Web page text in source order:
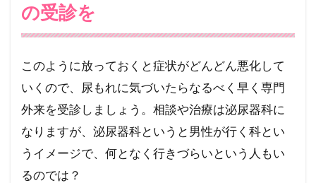
の受診を
このように放っておくと症状がどんどん悪化して
いくので、尿もれに気づいたらなるべく早く専門
外来を受診しましょう。相談や治療は泌尿器科に
なりますが、泌尿器科というと男性が行く科とい
うイメージで、何となく行きづらいという人もい
るのでは？